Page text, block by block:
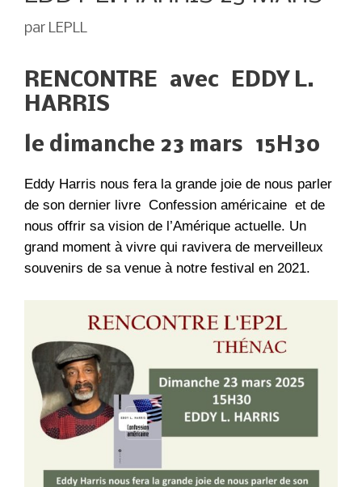
par LEPLL
RENCONTRE avec EDDY L.
HARRIS
le dimanche 23 mars 15H30
Eddy Harris nous fera la grande joie de nous parler
de son dernier livre Confession américaine et de
nous offrir sa vision de l’Amérique actuelle. Un
grand moment à vivre qui ravivera de merveilleux
souvenirs de sa venue à notre festival en 2021.